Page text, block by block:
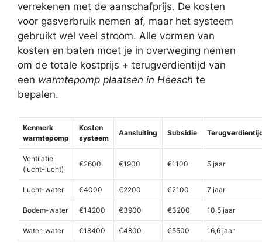
verrekenen met de aanschafprijs. De kosten
voor gasverbruik nemen af, maar het systeem
gebruikt wel veel stroom. Alle vormen van
kosten en baten moet je in overweging nemen
om de totale kostprijs + terugverdientijd van
een warmtepomp plaatsen in Heesch te
bepalen.
Kenmerk
warmtepomp
Kosten
systeem
Aansluiting Subsidie
Ventilatie
(lucht-lucht)
€2600 €1900 €1100 5 jaar
Lucht-water €4000 €2200 €2100 7 jaar
Bodem-water €14200 €3900 €3200 10,5 jaar
Water-water €18400 €4800 €5500 16,6 jaar